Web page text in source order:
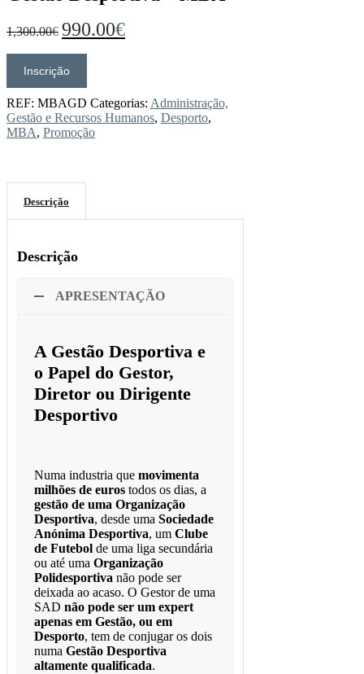
1,300.00€ O
preço
original
era:
990.00€O
preço
Quantidade
de
Gestão
Desportiva
-
Inscrição
REF: MBAGD Categorias: Administração,
Gestão e Recursos Humanos, Desporto,
MBA, Promoção
Descrição
Descrição
APRESENTAÇÃO
A Gestão Desportiva e
o Papel do Gestor,
Diretor ou Dirigente
Desportivo
Numa industria que movimenta
milhões de eurostodos os dias, a
gestão de uma Organização
Desportiva, desde uma Sociedade
Anónima Desportiva, um Clube
de Futebolde uma liga secundária
ou até uma Organização
Polidesportivanão pode ser
deixada ao acaso. O Gestor de uma
SAD não pode ser um expert
apenas em Gestão, ou em
Desporto, tem de conjugar os dois
numa Gestão Desportiva
altamente qualificada.